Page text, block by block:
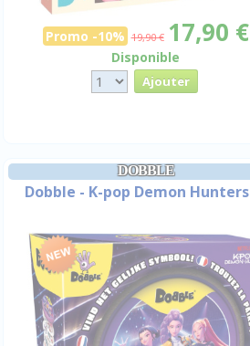
Promo -10% 19,90 € 17,90 €
Disponible
DOBBLE
Dobble - K-pop Demon Hunters